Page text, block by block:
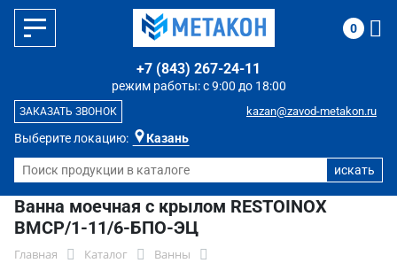
Выберите локацию: Казань
режим работы: с 9:00 до 18:00
+7 (843) 267-24-11
kazan@zavod-metakon.ru
ЗАКАЗАТЬ ЗВОНОК
0
Ванна моечная с крылом RESTOINOX
ВМСР/1-11/6-БПО-ЭЦ
Главная Каталог
Ванны